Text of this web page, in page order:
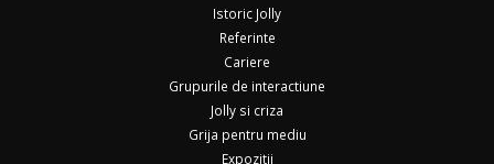
Istoric Jolly
Referinte
Cariere
Grupurile de interactiune
Jolly si criza
Grija pentru mediu
Expozitii